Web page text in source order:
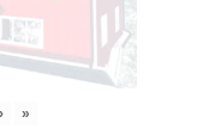
› »